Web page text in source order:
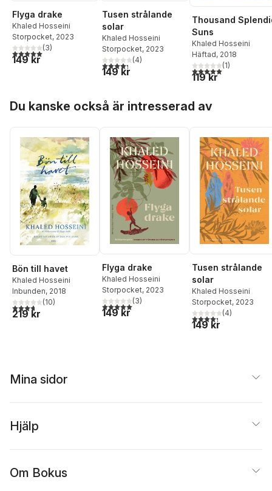
Flyga drake
Khaled Hosseini
Storpocket, 2023
5,0utav 5 stjärnor. Totalt antal röster:
(3)
149 kr
Tusen strålande
solar
Khaled Hosseini
Storpocket, 2023
4,3utav 5 stjärnor. Totalt antal röster:
(4)
149 kr
Thousand
Suns
Khaled Hosseini
Häftad, 2018
5,0utav 5 stjärnor.
(1)
119 kr
Du kanske också är intresserad av
Bön till havet
Khaled Hosseini
Inbunden, 2018
3,7utav 5 stjärnor. Totalt antal röster:
(10)
219 kr
Flyga drake
Khaled Hosseini
Storpocket, 2023
5,0utav 5 stjärnor. Totalt antal röster:
(3)
149 kr
Tusen strålande
solar
Khaled Hosseini
Storpocket, 2023
4,3utav 5 stjärnor.
(4)
149 kr
Mina sidor
Hjälp
Om Bokus